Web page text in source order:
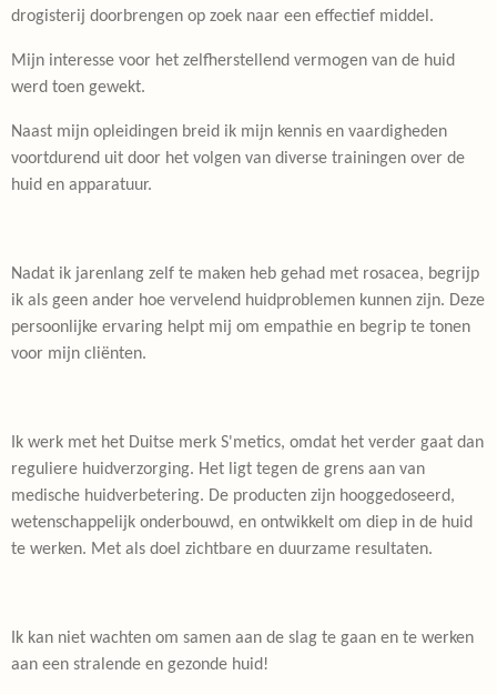
drogisterij doorbrengen op zoek naar een effectief middel.
Mijn interesse voor het zelfherstellend vermogen van de huid
werd toen gewekt.
Naast mijn opleidingen breid ik mijn kennis en vaardigheden
voortdurend uit door het volgen van diverse trainingen over de
huid en apparatuur.
Nadat ik jarenlang zelf te maken heb gehad met rosacea, begrijp
ik als geen ander hoe vervelend huidproblemen kunnen zijn. Deze
persoonlijke ervaring helpt mij om empathie en begrip te tonen
voor mijn cliënten.
Ik werk met het Duitse merk S'metics, omdat het verder gaat dan
reguliere huidverzorging. Het ligt tegen de grens aan van
medische huidverbetering. De producten zijn hooggedoseerd,
wetenschappelijk onderbouwd, en ontwikkelt om diep in de huid
te werken. Met als doel zichtbare en duurzame resultaten.
Ik kan niet wachten om samen aan de slag te gaan en te werken
aan een stralende en gezonde huid!